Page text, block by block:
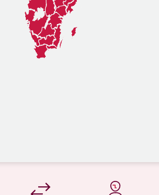
på 1177.se
på 1177.se